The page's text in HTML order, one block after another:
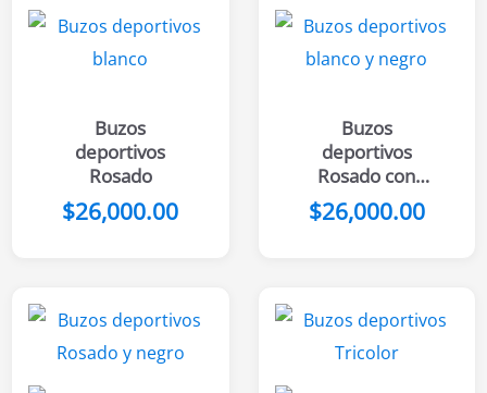
Buzos
deportivos
Rosado
$26,000.00
Buzos
deportivos
Rosado con
plomo
$26,000.00